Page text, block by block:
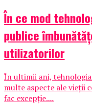
În ce mod
publice
utilizatorilor
În ultimii ani,
multe aspecte ale vieții
fac excepție....